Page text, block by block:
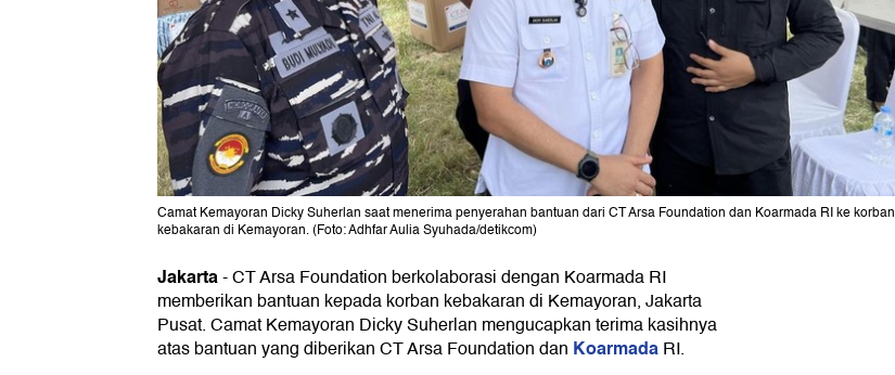
Camat Kemayoran Dicky Suherlan saat menerima penyerahan bantuan dari CT Arsa Foundation dan Koarmada RI ke korban
kebakaran di Kemayoran. (Foto: Adhfar Aulia Syuhada/detikcom)
Jakarta-CT Arsa Foundation berkolaborasi dengan Koarmada RI
memberikan bantuan kepada korban kebakaran di Kemayoran, Jakarta
Pusat. Camat Kemayoran Dicky Suherlan mengucapkan terima kasihnya
atas bantuan yang diberikan CT Arsa Foundation dan KoarmadaRI.